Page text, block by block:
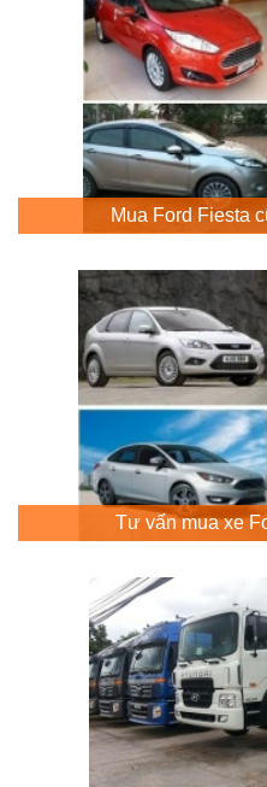
Mua Ford Fiesta
Tư vấn mua xe